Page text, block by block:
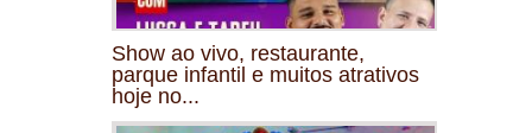
Show ao vivo, restaurante,
parque infantil e muitos atrativos
hoje no...